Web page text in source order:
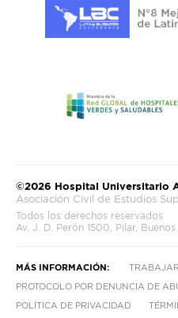
©2026 Hospital Universitario
Asociación Civil de Estudios
Todos los derechos reservados
Av. J. D. Perón 1500, Pilar, Buenos
MÁS INFORMACIÓN:
PROTOCOLO POR DENUNCIA DE
POLÍTICA DE PRIVACIDAD